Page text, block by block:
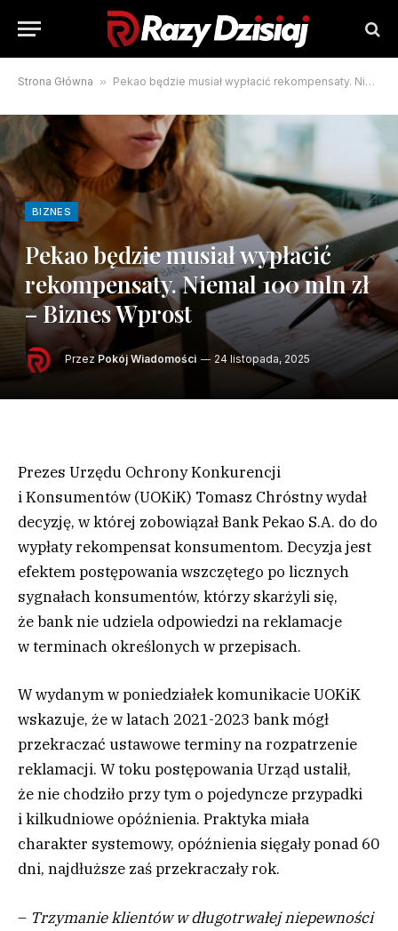
Strona Główna » Pekao będzie musiał wypłacić rekompensaty. Niemal 100 mln zł – Biznes Wprost
BIZNES
Pekao będzie musiał wypłacić
rekompensaty. Niemal 100 mln zł
– Biznes Wprost
Przez Pokój Wiadomości 24 listopada, 2025
Prezes Urzędu Ochrony Konkurencji
i Konsumentów (UOKiK) Tomasz Chróstny wydał
decyzję, w której zobowiązał Bank Pekao S.A. do do
wypłaty rekompensat konsumentom. Decyzja jest
efektem postępowania wszczętego po licznych
sygnałach konsumentów, którzy skarżyli się,
że bank nie udziela odpowiedzi na reklamacje
w terminach określonych w przepisach.
W wydanym w poniedziałek komunikacie UOKiK
wskazuje, że w latach 2021-2023 bank mógł
przekraczać ustawowe terminy na rozpatrzenie
reklamacji. W toku postępowania Urząd ustalił,
że nie chodziło przy tym o pojedyncze przypadki
i kilkudniowe opóźnienia. Praktyka miała
charakter systemowy, opóźnienia sięgały ponad 60
dni, najdłuższe zaś przekraczały rok.
– Trzymanie klientów w długotrwałej niepewności